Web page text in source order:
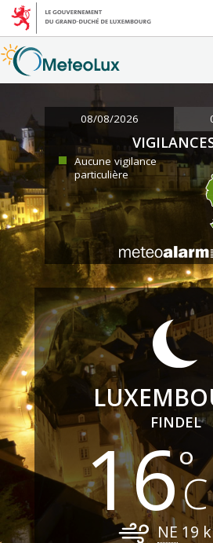
08/08/2026
Aucune vigilance
particulière
FINDEL
16
NE 19